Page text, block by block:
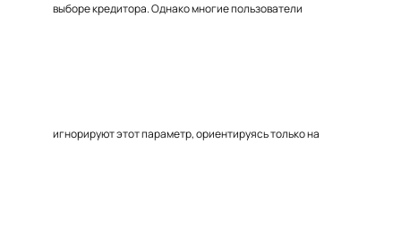
выборе кредитора. Однако многие пользователи
игнорируют этот параметр, ориентируясь только на